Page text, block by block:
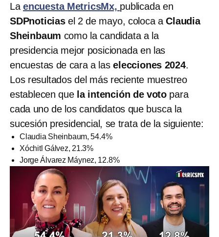
La encuesta MetricsMx, publicada en
SDPnoticiasel 2 de mayo, coloca aClaudia
Sheinbaum como la candidata a la
presidencia mejor posicionada en las
encuestas de cara a laselecciones 2024.
Los resultados del más reciente muestreo
establecen que la intención de voto para
cada uno de los candidatos que busca la
sucesión presidencial, se trata de la siguiente:
Claudia Sheinbaum, 54.4%
Xóchitl Gálvez, 21.3%
Jorge Álvarez Máynez, 12.8%